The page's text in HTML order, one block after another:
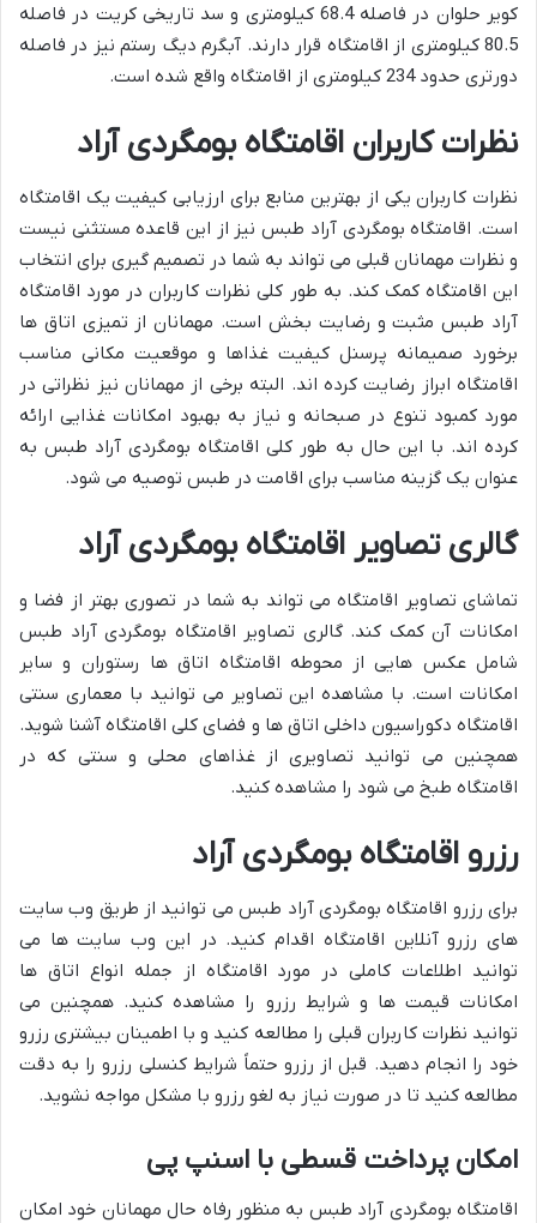
کویر حلوان در فاصله 68.4 کیلومتری و سد تاریخی کریت در فاصله
80.5 کیلومتری از اقامتگاه قرار دارند. آبگرم دیگ رستم نیز در فاصله
دورتری حدود 234 کیلومتری از اقامتگاه واقع شده است.
نظرات کاربران اقامتگاه بومگردی آراد
نظرات کاربران یکی از بهترین منابع برای ارزیابی کیفیت یک اقامتگاه
است. اقامتگاه بومگردی آراد طبس نیز از این قاعده مستثنی نیست
و نظرات مهمانان قبلی می تواند به شما در تصمیم گیری برای انتخاب
این اقامتگاه کمک کند. به طور کلی نظرات کاربران در مورد اقامتگاه
آراد طبس مثبت و رضایت بخش است. مهمانان از تمیزی اتاق ها
برخورد صمیمانه پرسنل کیفیت غذاها و موقعیت مکانی مناسب
اقامتگاه ابراز رضایت کرده اند. البته برخی از مهمانان نیز نظراتی در
مورد کمبود تنوع در صبحانه و نیاز به بهبود امکانات غذایی ارائه
کرده اند. با این حال به طور کلی اقامتگاه بومگردی آراد طبس به
عنوان یک گزینه مناسب برای اقامت در طبس توصیه می شود.
گالری تصاویر اقامتگاه بومگردی آراد
تماشای تصاویر اقامتگاه می تواند به شما در تصوری بهتر از فضا و
امکانات آن کمک کند. گالری تصاویر اقامتگاه بومگردی آراد طبس
شامل عکس هایی از محوطه اقامتگاه اتاق ها رستوران و سایر
امکانات است. با مشاهده این تصاویر می توانید با معماری سنتی
اقامتگاه دکوراسیون داخلی اتاق ها و فضای کلی اقامتگاه آشنا شوید.
همچنین می توانید تصاویری از غذاهای محلی و سنتی که در
اقامتگاه طبخ می شود را مشاهده کنید.
رزرو اقامتگاه بومگردی آراد
برای رزرو اقامتگاه بومگردی آراد طبس می توانید از طریق وب سایت
های رزرو آنلاین اقامتگاه اقدام کنید. در این وب سایت ها می
توانید اطلاعات کاملی در مورد اقامتگاه از جمله انواع اتاق ها
امکانات قیمت ها و شرایط رزرو را مشاهده کنید. همچنین می
توانید نظرات کاربران قبلی را مطالعه کنید و با اطمینان بیشتری رزرو
خود را انجام دهید. قبل از رزرو حتماً شرایط کنسلی رزرو را به دقت
مطالعه کنید تا در صورت نیاز به لغو رزرو با مشکل مواجه نشوید.
امکان پرداخت قسطی با اسنپ پی
اقامتگاه بومگردی آراد طبس به منظور رفاه حال مهمانان خود امکان